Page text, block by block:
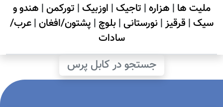
ملیت ها | هزاره| تاجیک| اوزبیک| تورکمن| هندو و
سیک| قرقیز| نورستانی| بلوچ | پشتون/افغان|عرب/
سادات
جستجو در کابل پرس